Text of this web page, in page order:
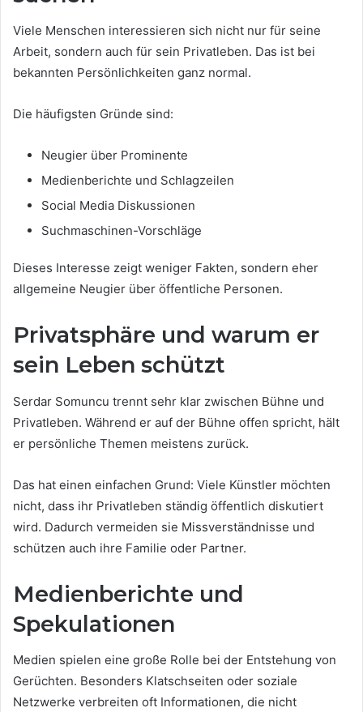
Viele Menschen interessieren sich nicht nur für seine
Arbeit, sondern auch für sein Privatleben. Das ist bei
bekannten Persönlichkeiten ganz normal.
Die häufigsten Gründe sind:
Neugier über Prominente
Medienberichte und Schlagzeilen
Social Media Diskussionen
Suchmaschinen-Vorschläge
Dieses Interesse zeigt weniger Fakten, sondern eher
allgemeine Neugier über öffentliche Personen.
Privatsphäre und warum er
sein Leben schützt
Serdar Somuncu trennt sehr klar zwischen Bühne und
Privatleben. Während er auf der Bühne offen spricht, hält
er persönliche Themen meistens zurück.
Das hat einen einfachen Grund: Viele Künstler möchten
nicht, dass ihr Privatleben ständig öffentlich diskutiert
wird. Dadurch vermeiden sie Missverständnisse und
schützen auch ihre Familie oder Partner.
Medienberichte und
Spekulationen
Medien spielen eine große Rolle bei der Entstehung von
Gerüchten. Besonders Klatschseiten oder soziale
Netzwerke verbreiten oft Informationen, die nicht